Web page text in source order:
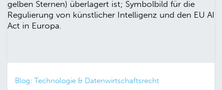
Blog: Technologie & Datenwirtschaftsrecht